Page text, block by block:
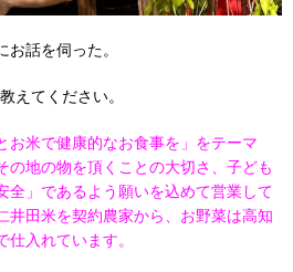
話を伺った。
えてください。
お米で健康的なお食事を」をテーマ
の地の物を頂くことの大切さ、子ども
全」であるよう願いを込めて営業して
井田米を契約農家から、お野菜は高知
入れています。